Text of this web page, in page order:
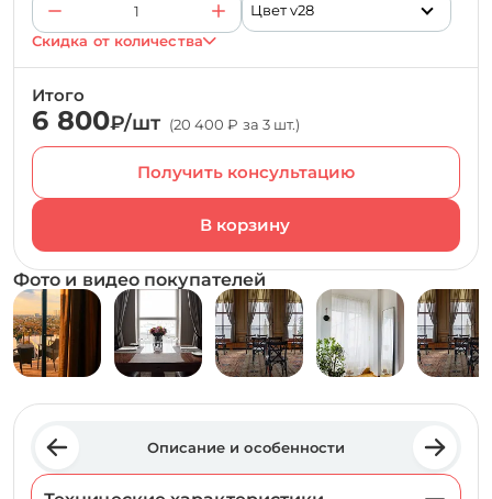
Цвет v28
Скидка от количества
Итого
6 800₽/шт (20 400 ₽ за 3 шт.)
Получить консультацию
Фото и видео покупателей
Описание и особенности